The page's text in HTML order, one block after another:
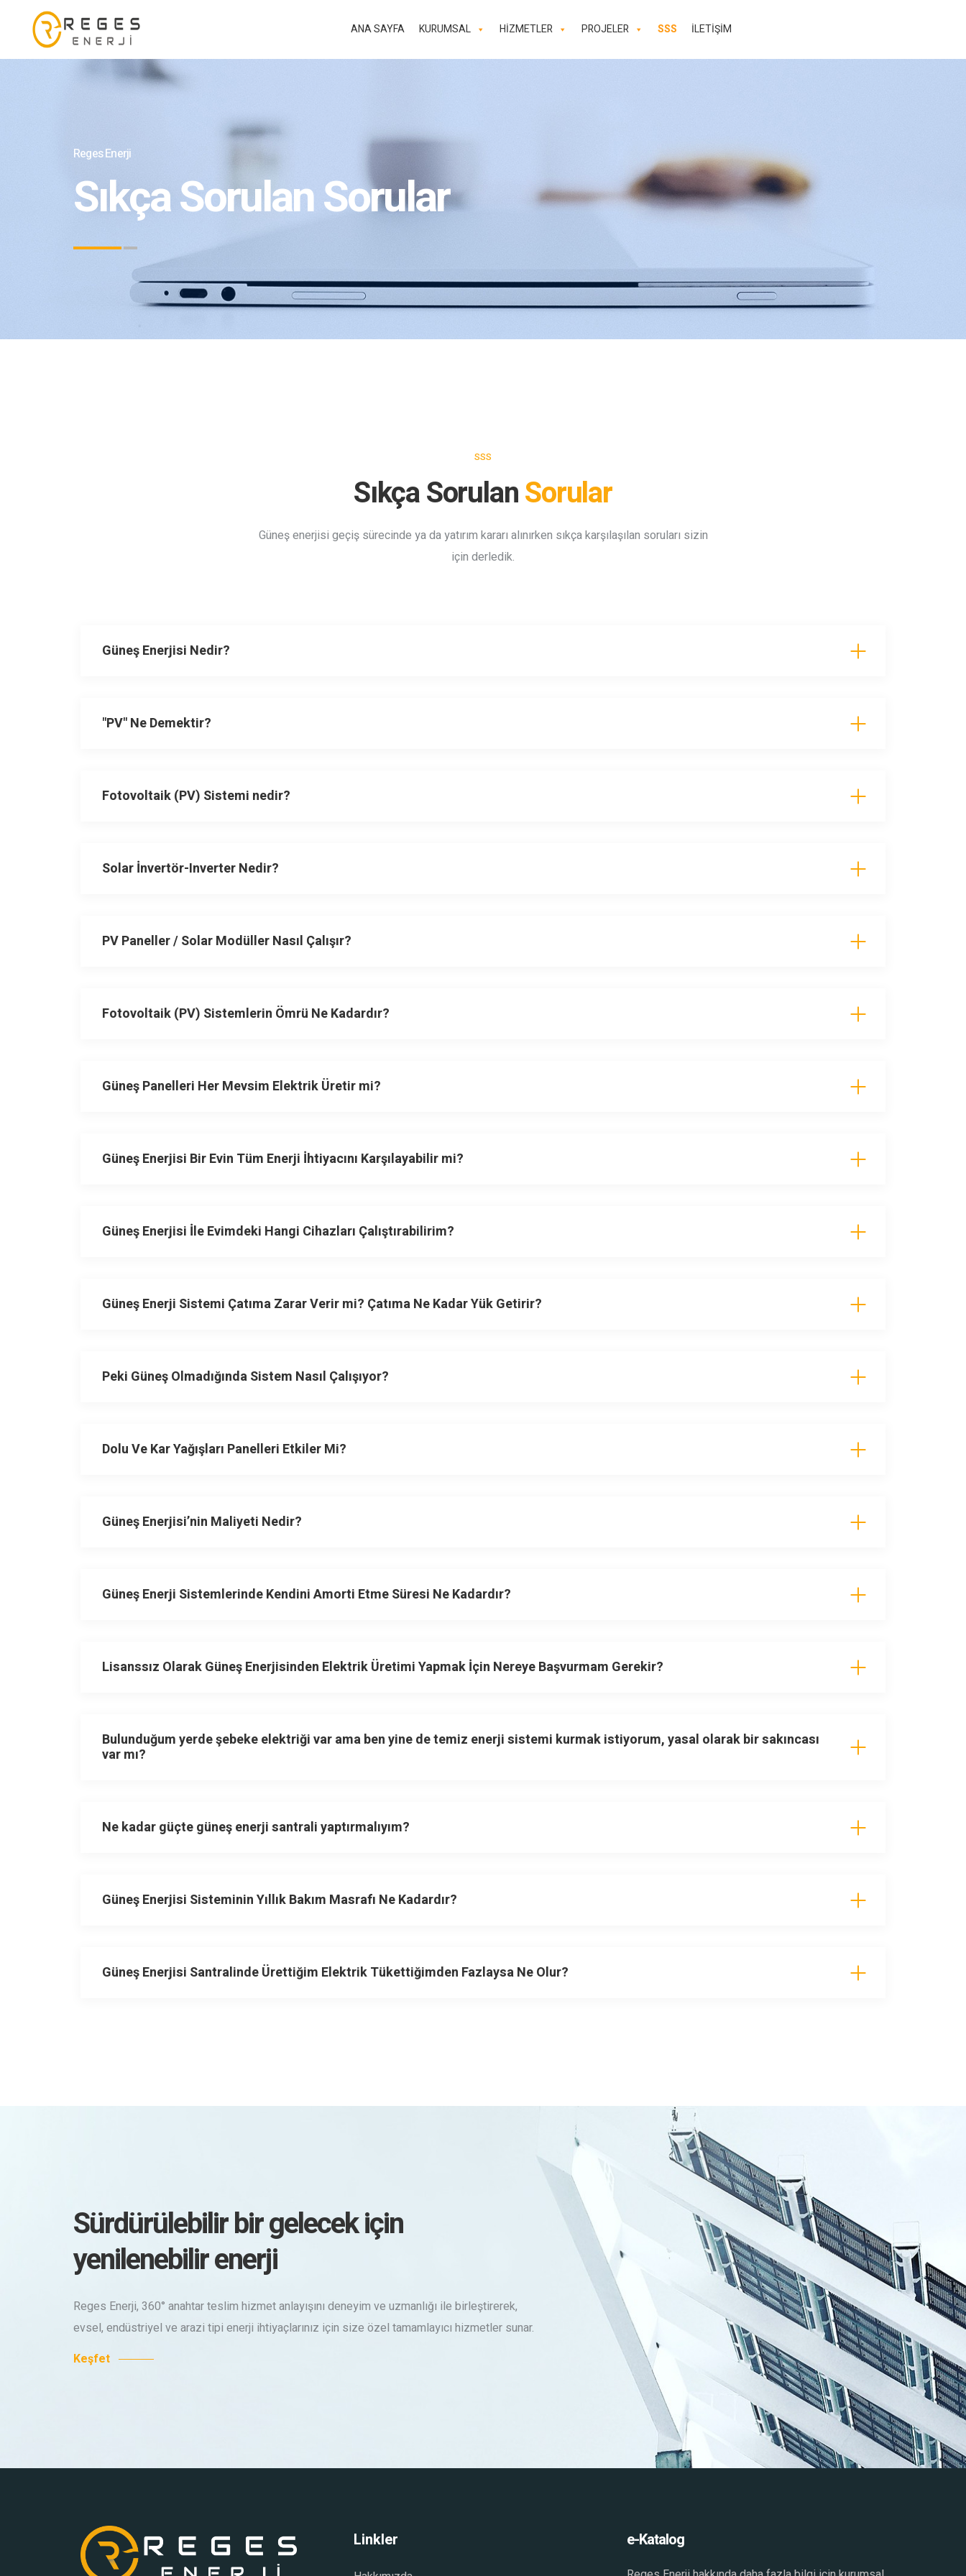
ANA SAYFA KURUMSAL HİZMETLER PROJELER SSS İLETİŞİM
Reges Enerji
Sıkça Sorulan Sorular
SSS
Sıkça SorulanSorular
Güneş enerjisi geçiş sürecinde ya da yatırım kararı alınırken sıkça karşılaşılan soruları sizin
için derledik.
Güneş Enerjisi Nedir?
"PV" Ne Demektir?
Fotovoltaik (PV) Sistemi nedir?
Solar İnvertör-Inverter Nedir?
PV Paneller / Solar Modüller Nasıl Çalışır?
Fotovoltaik (PV) Sistemlerin Ömrü Ne Kadardır?
Güneş Panelleri Her Mevsim Elektrik Üretir mi?
Güneş Enerjisi Bir Evin Tüm Enerji İhtiyacını Karşılayabilir mi?
Güneş Enerjisi İle Evimdeki Hangi Cihazları Çalıştırabilirim?
Güneş Enerji Sistemi Çatıma Zarar Verir mi? Çatıma Ne Kadar Yük Getirir?
Peki Güneş Olmadığında Sistem Nasıl Çalışıyor?
Dolu Ve Kar Yağışları Panelleri Etkiler Mi?
Güneş Enerjisi’nin Maliyeti Nedir?
Güneş Enerji Sistemlerinde Kendini Amorti Etme Süresi Ne Kadardır?
Lisanssız Olarak Güneş Enerjisinden Elektrik Üretimi Yapmak İçin Nereye Başvurmam Gerekir?
Bulunduğum yerde şebeke elektriği var ama ben yine de temiz enerji sistemi kurmak istiyorum, yasal olarak bir sakıncası
var mı?
Ne kadar güçte güneş enerji santrali yaptırmalıyım?
Güneş Enerjisi Sisteminin Yıllık Bakım Masrafı Ne Kadardır?
Güneş Enerjisi Santralinde Ürettiğim Elektrik Tükettiğimden Fazlaysa Ne Olur?
Sürdürülebilir bir gelecek için
yenilenebilir enerji
Reges Enerji, 360° anahtar teslim hizmet anlayışını deneyim ve uzmanlığı ile birleştirerek,
evsel, endüstriyel ve arazi tipi enerji ihtiyaçlarınız için size özel tamamlayıcı hizmetler sunar.
Keşfet
Linkler e-Katalog